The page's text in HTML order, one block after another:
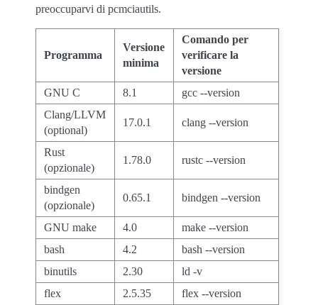
preoccuparvi di pcmciautils.
Programma
Versione
minima
Comando per
verificare la
versione
GNU C
8.1
gcc --version
Clang/LLVM
(optional)
17.0.1 clang --version
Rust
(opzionale)
1.78.0 rustc --version
bindgen
(opzionale)
0.65.1 bindgen --version
GNU make 4.0
make --version
bash
4.2
bash --version
binutils
2.30
ld -v
flex
2.5.35
flex --version